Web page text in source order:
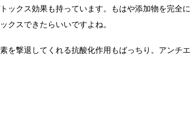
ックス効果も持っています。もはや添加物を完全に
クスできたらいいですよね。
を撃退してくれる抗酸化作用もばっちり。アンチエ